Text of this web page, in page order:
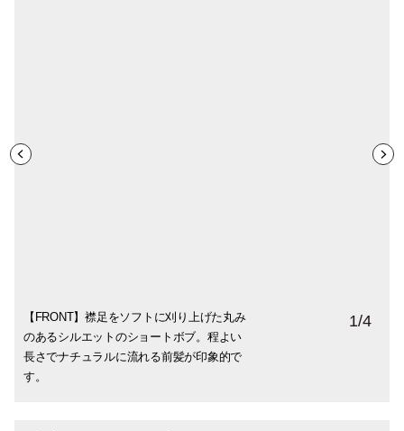
【FRONT】襟足をソフトに刈り上げた丸み
のあるシルエットのショートボブ。程よい
長さでナチュラルに流れる前髪が印象的で
す。
【SIDE】半年に一度ストレートパーマ、4
ヶ月に一度、ヘアカラーをしてスタイルキ
ープ。
【BACK】ヘアケアにはなるべく負担の少
ない、自然由来の「N.」を愛用中。
バンドカラーの白シャツで首周りすっき
り。イヤーアクセサリーは欠かせないアイ
テム。
1/4